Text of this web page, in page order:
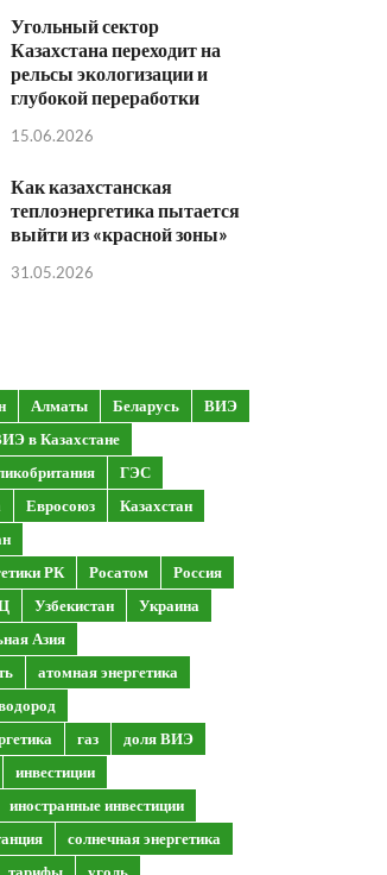
Угольный сектор
Казахстана переходит на
рельсы экологизации и
глубокой переработки
15.06.2026
Как казахстанская
теплоэнергетика пытается
выйти из «красной зоны»
31.05.2026
Алматы Беларусь
ВИЭ
в Казахстане
ГЭС
Евросоюз
Казахстан
РК
Росатом
Россия
Узбекистан
Украина
Азия
атомная энергетика
газ
доля ВИЭ
инвестиции
иностранные инвестиции
солнечная энергетика
тарифы уголь